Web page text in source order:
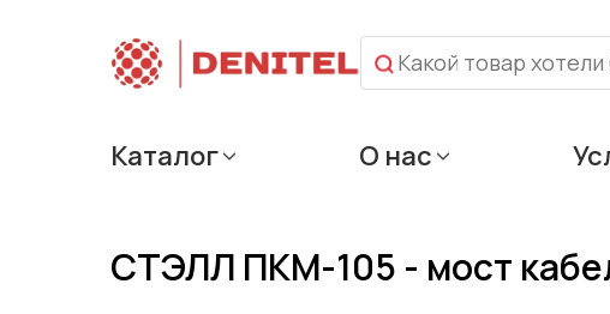
Каталог О нас
СТЭЛЛ ПКМ-105 - мост